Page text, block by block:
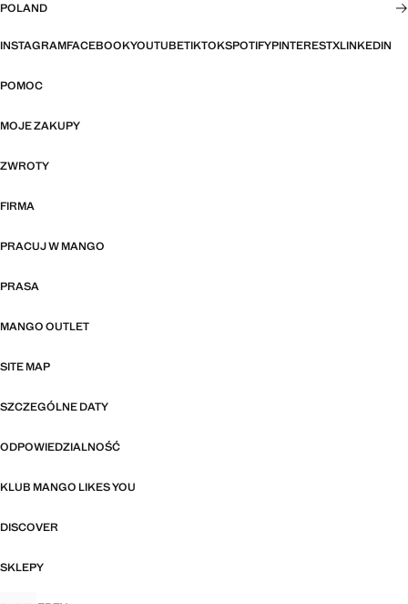
POLAND
INSTAGRAMFACEBOOKYOUTUBETIKTOKSPOTIFYPINTERESTXLINKEDIN
POMOC
MOJE ZAKUPY
ZWROTY
FIRMA
PRACUJ W MANGO
PRASA
MANGO OUTLET
SITE MAP
SZCZEGÓLNE DATY
ODPOWIEDZIALNOŚĆ
KLUB MANGO LIKES YOU
DISCOVER
SKLEPY